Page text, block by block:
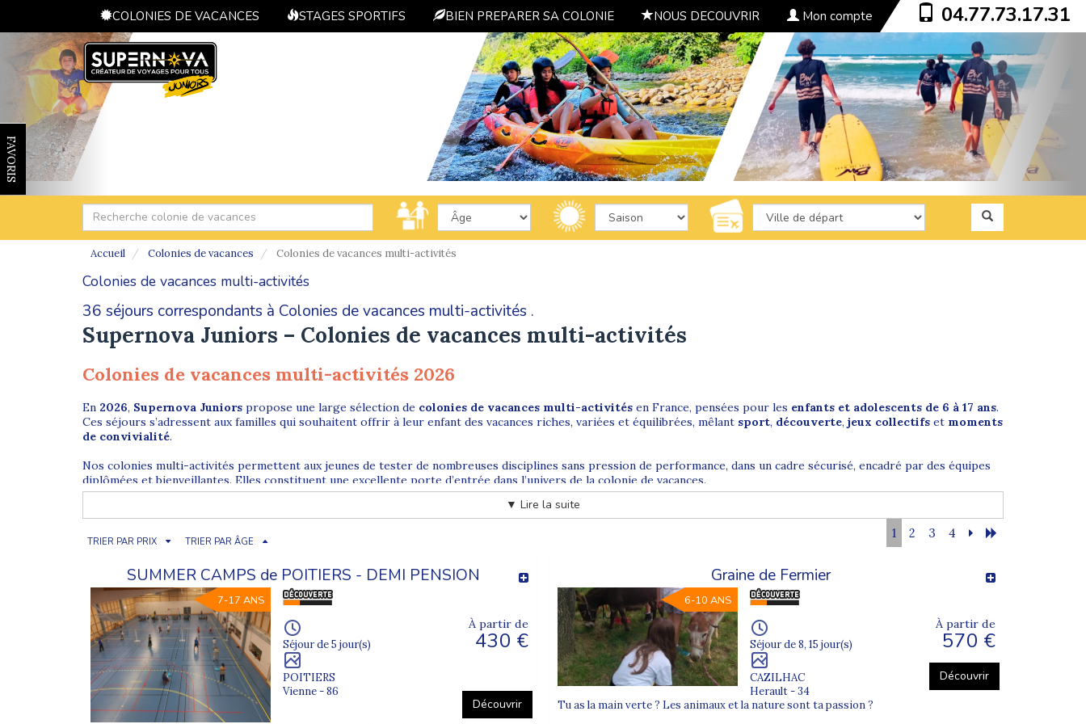
COLONIES DE VACANCES STAGES SPORTIFS BIEN PREPARER SA COLONIE NOUS DECOUVRIR Mon compte 04.77.73.17.31
FAVORIS
Accueil Colonies de vacances Colonies de vacances multi-activités
Colonies de vacances multi-activités
36 séjours correspondants à Colonies de vacances multi-activités .
Supernova Juniors – Colonies de vacances multi-activités
Colonies de vacances multi-activités 2026
En 2026, Supernova Juniors propose une large sélection de colonies de vacances multi-activités en France, pensées pour les enfants et adolescents de 6 à 17 ans.
Ces séjours s’adressent aux familles qui souhaitent offrir à leur enfant des vacances riches, variées et équilibrées, mêlant sport, découverte, jeux collectifs et moments
de convivialité.
Nos colonies multi-activités permettent aux jeunes de tester de nombreuses disciplines sans pression de performance, dans un cadre sécurisé, encadré par des équipes
diplômées et bienveillantes. Elles constituent une excellente porte d’entrée dans l’univers de la colonie de vacances.
différentes afin de maintenir l’enthousiasme et l’envie de participer.
Au programme selon les séjours : sports collectifs, activités nautiques, baignades, parcs de loisirs, jeux d’aventure, escape game, grands jeux, veillées… Cette diversité
favorise lasociabilisation, laprise de confiance , tout en garantissant des vacances ludiques et mémorables.
Colonies multi-activités pour enfants et adolescents
Chez Supernova Juniors, noscolonies de vacances multi-activités enfantsetados
sont organisées par tranches d’âge afin de garantir une dynamique de groupe
adaptée. Les jeunes évoluent avec des participants de leur âge, ce qui facilite les rencontres et crée une ambiance conviviale et rassurante.
▼ Lire la suite
TRIER PAR PRIX TRIER PAR ÂGE
1 2 3 4
SUMMER CAMPS de POITIERS - DEMI PENSION
7-17 ANS
Séjour de 5 jour(s)
POITIERS
Vienne - 86
À partir de
430 €
Découvrir
Graine de Fermier
6-10 ANS
Séjour de 8, 15 jour(s)
CAZILHAC
Herault - 34
À partir de
570 €
Découvrir
Tu as la main verte ? Les animaux et la nature sont ta passion ?